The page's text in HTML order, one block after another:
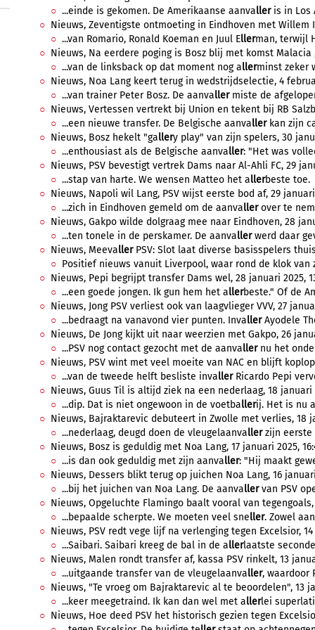
...einde is gekomen. De Amerikaanse aanvalleris in Los
Nieuws, Zeventigste ontmoeting in Eindhoven met Willem
...van Romario, Ronald Koeman en Juul Ellerman, terwijl
Nieuws, Na eerdere poging is Bosz blij met komst Malacia
...van de linksback op dat moment nog allerminst zeker
Nieuws, Noa Lang keert terug in wedstrijdselectie, 4
...van trainer Peter Bosz. De aanvallermiste de
Nieuws, Vertessen vertrekt bij Union en tekent bij RB
...een nieuwe transfer. De Belgische aanvallerkan zijn
Nieuws, Bosz hekelt "gallery play" van zijn spelers, 30
...enthousiast als de Belgische aanvaller: "Het was
Nieuws, PSV bevestigt vertrek Dams naar Al-Ahli FC, 29
...stap van harte. We wensen Matteo het allerbeste toe.
Nieuws, Napoli wil Lang, PSV wijst eerste bod af, 29 januari
...zich in Eindhoven gemeld om de aanvallerover te
Nieuws, Gakpo wilde dolgraag mee naar Eindhoven, 28
...ten tonele in de perskamer. De aanvallerwerd daar
Nieuws, MeevallerPSV: Slot laat diverse basisspelers
Positief nieuws vanuit Liverpool, waar rond de klok van
Nieuws, Pepi begrijpt transfer Dams wel, 28 januari 2025,
...een goede jongen. Ik gun hem het allerbeste." Of de
Nieuws, Jong PSV verliest ook van laagvlieger VVV, 27
...bedraagt na vanavond vier punten. InvallerAyodele
Nieuws, De Jong kijkt uit naar weerzien met Gakpo, 26
...PSV nog contact gezocht met de aanvallernu het
Nieuws, PSV wint met veel moeite van NAC en blijft
...van de tweede helft besliste invallerRicardo Pepi
Nieuws, Guus Til is altijd ziek na een nederlaag, 18 januari
...dip. Dat is niet ongewoon in de voetballerij. Het is nu
Nieuws, Bajraktarevic debuteert in Zwolle met verlies, 18
...nederlaag, deugd doen de vleugelaanvallerzijn eerste
Nieuws, Bosz is geduldig met Noa Lang, 17 januari 2025,
...is dan ook geduldig met zijn aanvaller: "Hij maakt
Nieuws, Dessers blikt terug op juichen Noa Lang, 16 januari
...bij het juichen van Noa Lang. De aanvallervan PSV
Nieuws, Opgeluchte Flamingo baalt vooral van tegengoals,
...bepaalde scherpte. We moeten veel sneller. Zowel
Nieuws, PSV redt vege lijf na verlenging tegen Excelsior, 14
...Saibari. Saibari kreeg de bal in de allerlaatste
Nieuws, Malen rondt transfer af, kassa PSV rinkelt, 13
...uitgaande transfer van de vleugelaanvaller, waardoor
Nieuws, "Te vroeg om Bajraktarevic al te beoordelen", 13
...keer meegetraind. Ik kan dan wel met allerlei
Nieuws, Hoe deed PSV het historisch gezien tegen